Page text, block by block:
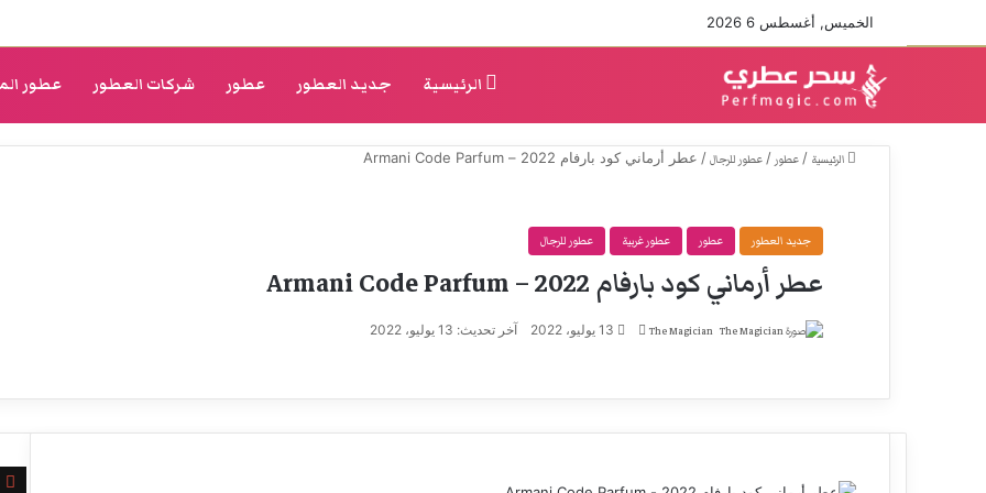
الخميس, أغسطس 6 2026
الرئيسية جديد العطور عطور شركات العطور عطور
الرئيسية / عطور / عطور للرجال/ عطر أرماني كود بارفام 2022 – Armani Code Parfum
جديد العطور عطور عطور غربية عطور للرجال
عطر أرماني كود بارفام 2022 – Armani Code Parfum
The Magician
أرسل 13 يوليو، 2022 آخر تحديث: 13 يوليو، 2022